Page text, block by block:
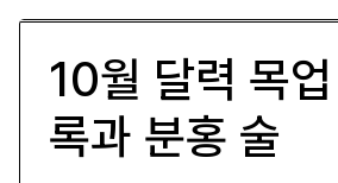
10월 달력 목
록과 분홍 술